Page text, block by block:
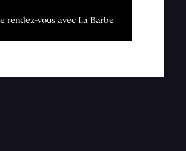
e rendez-vous avec La Barbe